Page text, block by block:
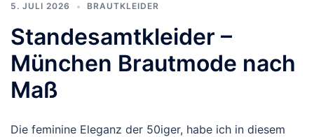
5. JULI 2026 BRAUTKLEIDER
Standesamtkleider –
München Brautmode nach
Maß
Die feminine Eleganz der 50iger, habe ich in diesem